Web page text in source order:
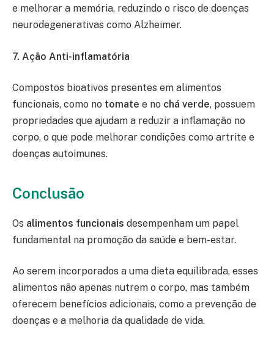
e melhorar a memória, reduzindo o risco de doenças
neurodegenerativas como Alzheimer.
7. Ação Anti-inflamatória
Compostos bioativos presentes em alimentos
funcionais, como no tomate e no chá verde, possuem
propriedades que ajudam a reduzir a inflamação no
corpo, o que pode melhorar condições como artrite e
doenças autoimunes.
Conclusão
Os alimentos funcionais desempenham um papel
fundamental na promoção da saúde e bem-estar.
Ao serem incorporados a uma dieta equilibrada, esses
alimentos não apenas nutrem o corpo, mas também
oferecem benefícios adicionais, como a prevenção de
doenças e a melhoria da qualidade de vida.